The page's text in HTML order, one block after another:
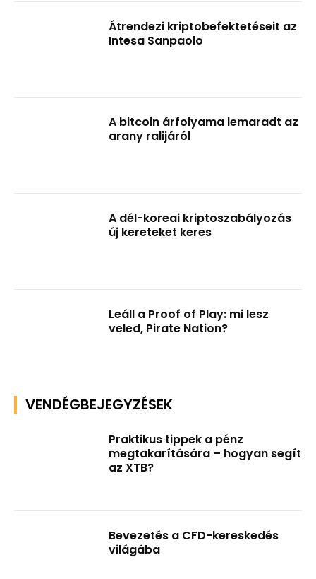
Átrendezi kriptobefektetéseit az
Intesa Sanpaolo
A bitcoin árfolyama lemaradt az
arany ralijáról
A dél-koreai kriptoszabályozás
új kereteket keres
Leáll a Proof of Play: mi lesz
veled, Pirate Nation?
VENDÉGBEJEGYZÉSEK
Praktikus tippek a pénz
megtakarítására – hogyan segít
az XTB?
Bevezetés a CFD-kereskedés
világába